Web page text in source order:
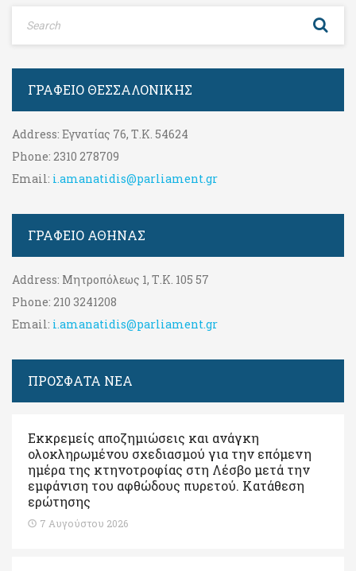
ΓΡΑΦΕΊΟ ΘΕΣΣΑΛΟΝΊΚΗΣ
Address: Εγνατίας 76, Τ.Κ. 54624
Phone: 2310 278709
Email: i.amanatidis@parliament.gr
ΓΡΑΦΕΊΟ ΑΘΉΝΑΣ
Address: Μητροπόλεως 1, Τ.Κ. 105 57
Phone: 210 3241208
Email: i.amanatidis@parliament.gr
ΠΡΟΣΦΑΤΑ ΝΕΑ
Εκκρεμείς αποζημιώσεις και ανάγκη
ολοκληρωμένου σχεδιασμού για την επόμενη
ημέρα της κτηνοτροφίας στη Λέσβο μετά την
εμφάνιση του αφθώδους πυρετού. Kατάθεση
ερώτησης
7 Αυγούστου 2026